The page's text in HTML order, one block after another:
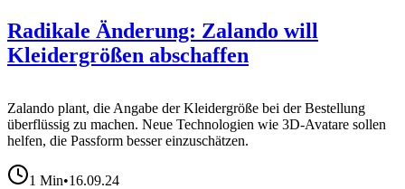
Radikale Änderung: Zalando will
Kleidergrößen abschaffen
Zalando plant, die Angabe der Kleidergröße bei der Bestellung
überflüssig zu machen. Neue Technologien wie 3D-Avatare sollen
helfen, die Passform besser einzuschätzen.
1 Min•16.09.24